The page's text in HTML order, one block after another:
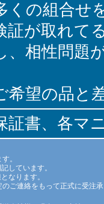
くの組合せ
証が取れて
、相性問題
希望の品と
証書、各マ
。
しています。
なります。
ご連絡をもって正式に受注